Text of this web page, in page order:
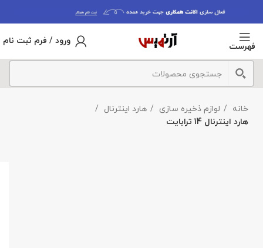
فهرست
ورود / فرم ثبت نام
خانه لوازم ذخیره سازی
هارد اینترنال
هارد اینترنال 14 ترابایت